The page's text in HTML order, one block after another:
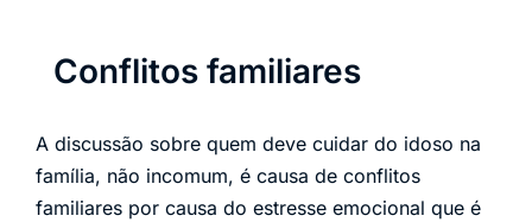
Conflitos familiares
A discussão sobre quem deve cuidar do idoso na
família, não incomum, é causa de conflitos
familiares por causa do estresse emocional que é